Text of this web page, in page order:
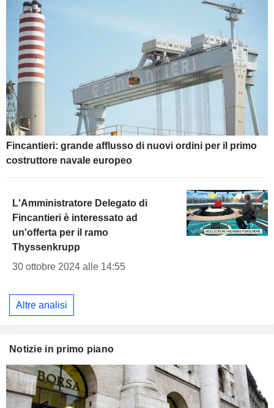
Fincantieri: grande afflusso di nuovi ordini per il primo
costruttore navale europeo
L'Amministratore Delegato di
Fincantieri è interessato ad
un'offerta per il ramo
Thyssenkrupp
30 ottobre 2024 alle 14:55
Altre analisi
Notizie in primo piano